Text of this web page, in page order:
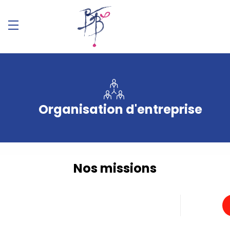
Organisation d'entreprise
Nos missions